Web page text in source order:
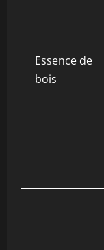
Essence de
bois